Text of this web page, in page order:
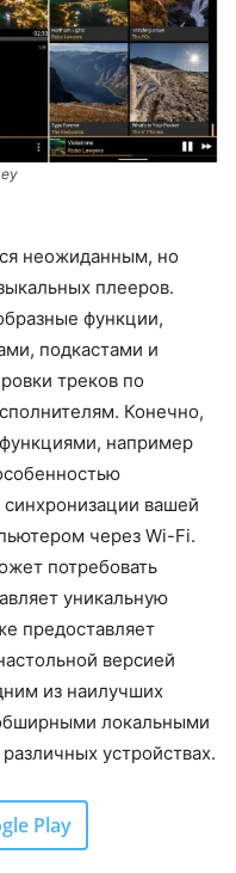
неожиданным, но
плееров.
функции,
подкастами и
треков по
Конечно,
например
вашей
через Wi-Fi.
потребовать
уникальную
предоставляет
версией
из наилучших
локальными
устройствах.
Play